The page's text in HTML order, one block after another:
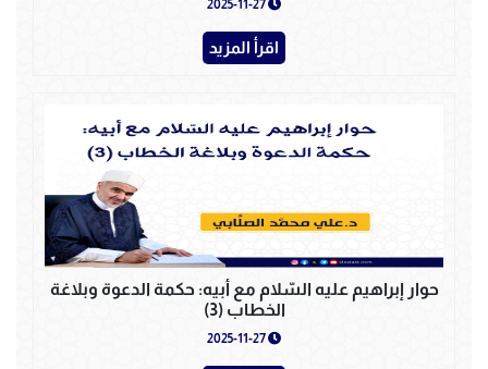
اقرأ المزيد
حوار إبراهيم عليه السّلام مع أبيه: حكمة الدعوة وبلاغة
الخطاب (3)